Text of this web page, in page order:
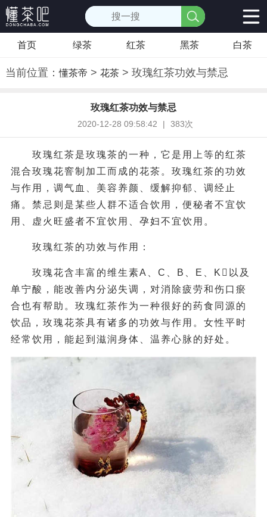
首页 绿茶 红茶 黑茶 白茶
当前位置：懂茶帝 > 花茶> 玫瑰红茶功效与禁忌
玫瑰红茶功效与禁忌
2020-12-28 09:58:42 | 383次
玫瑰红茶是玫瑰茶的一种，它是用上等的红茶
混合玫瑰花窨制加工而成的花茶。玫瑰红茶的功效
与作用，调气血、美容养颜、缓解抑郁、调经止
痛。禁忌则是某些人群不适合饮用，便秘者不宜饮
用、虚火旺盛者不宜饮用、孕妇不宜饮用。
玫瑰红茶的功效与作用：
玫瑰花含丰富的维生素A、C、B、E、K以及
单宁酸，能改善内分泌失调，对消除疲劳和伤口瘀
合也有帮助。玫瑰红茶作为一种很好的药食同源的
饮品，玫瑰花茶具有诸多的功效与作用。女性平时
经常饮用，能起到滋润身体、温养心脉的好处。